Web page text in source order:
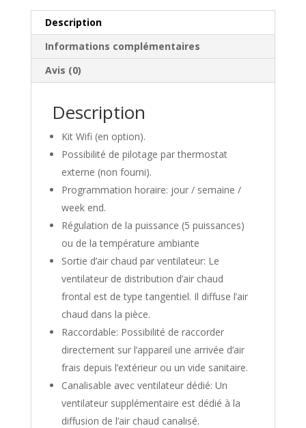
11
Description
Informations complémentaires
Avis (0)
Description
Kit Wifi (en option).
Possibilité de pilotage par thermostat
externe (non fourni).
Programmation horaire: jour / semaine /
week end.
Régulation de la puissance (5 puissances)
ou de la température ambiante
Sortie d’air chaud par ventilateur: Le
ventilateur de distribution d’air chaud
frontal est de type tangentiel. Il diffuse l’air
chaud dans la pièce.
Raccordable: Possibilité de raccorder
directement sur l’appareil une arrivée d’air
frais depuis l’extérieur ou un vide sanitaire.
Canalisable avec ventilateur dédié: Un
ventilateur supplémentaire est dédié à la
diffusion de l’air chaud canalisé.